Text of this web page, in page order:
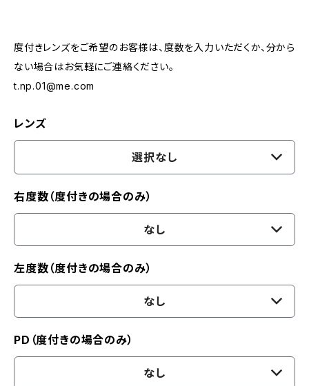
度付きレンズをご希望のお客様は、度数を入力いただくか、分から
ない場合はお気軽にご連絡ください。
t.np.01@me.com
レンズ
選択なし
右度数（度付きの場合のみ）
なし
左度数（度付きの場合のみ）
なし
PD（度付きの場合のみ）
なし